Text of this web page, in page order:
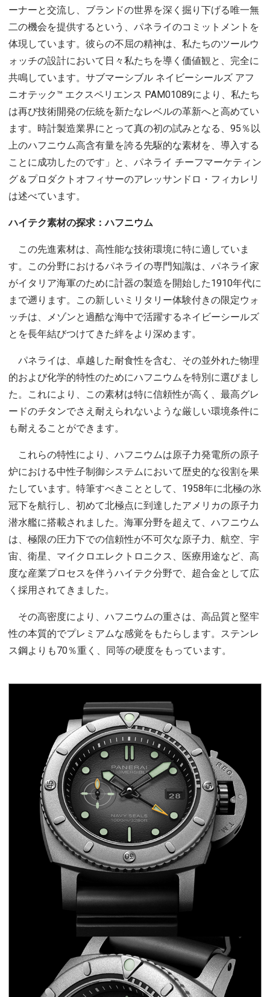
ーナーと交流し、ブランドの世界を深く掘り下げる唯一無
二の機会を提供するという、パネライのコミットメントを
体現しています。彼らの不屈の精神は、私たちのツールウ
ォッチの設計において日々私たちを導く価値観と、完全に
共鳴しています。サブマーシブル ネイビーシールズ アフ
ニオテック™ エクスペリエンス PAM01089により、私たち
は再び技術開発の伝統を新たなレベルの革新へと高めてい
ます。時計製造業界にとって真の初の試みとなる、95％以
上のハフニウム高含有量を誇る先駆的な素材を、導入する
ことに成功したのです」と、パネライ チーフマーケティン
グ＆プロダクトオフィサーのアレッサンドロ・フィカレリ
は述べています。
ハイテク素材の探求：ハフニウム
この先進素材は、高性能な技術環境に特に適していま
す。この分野におけるパネライの専門知識は、パネライ家
がイタリア海軍のために計器の製造を開始した1910年代に
まで遡ります。この新しいミリタリー体験付きの限定ウォ
ッチは、メゾンと過酷な海中で活躍するネイビーシールズ
とを長年結びつけてきた絆をより深めます。
パネライは、卓越した耐食性を含む、その並外れた物理
的および化学的特性のためにハフニウムを特別に選びまし
た。これにより、この素材は特に信頼性が高く、最高グレ
ードのチタンでさえ耐えられないような厳しい環境条件に
も耐えることができます。
これらの特性により、ハフニウムは原子力発電所の原子
炉における中性子制御システムにおいて歴史的な役割を果
たしています。特筆すべきこととして、1958年に北極の氷
冠下を航行し、初めて北極点に到達したアメリカの原子力
潜水艦に搭載されました。海軍分野を超えて、ハフニウム
は、極限の圧力下での信頼性が不可欠な原子力、航空、宇
宙、衛星、マイクロエレクトロニクス、医療用途など、高
度な産業プロセスを伴うハイテク分野で、超合金として広
く採用されてきました。
その高密度により、ハフニウムの重さは、高品質と堅牢
性の本質的でプレミアムな感覚をもたらします。ステンレ
ス鋼よりも70％重く、同等の硬度をもっています。